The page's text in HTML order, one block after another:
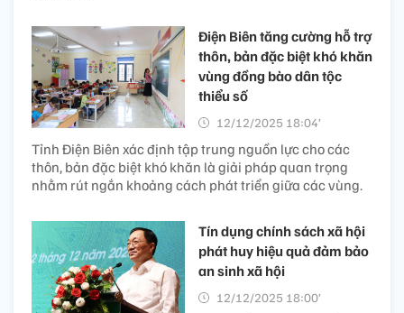
Điện Biên tăng cường hỗ trợ
thôn, bản đặc biệt khó khăn
vùng đồng bào dân tộc
thiểu số
12/12/2025 18:04’
Tỉnh Điện Biên xác định tập trung nguồn lực cho các
thôn, bản đặc biệt khó khăn là giải pháp quan trọng
nhằm rút ngắn khoảng cách phát triển giữa các vùng.
Tín dụng chính sách xã hội
phát huy hiệu quả đảm bảo
an sinh xã hội
12/12/2025 18:00’